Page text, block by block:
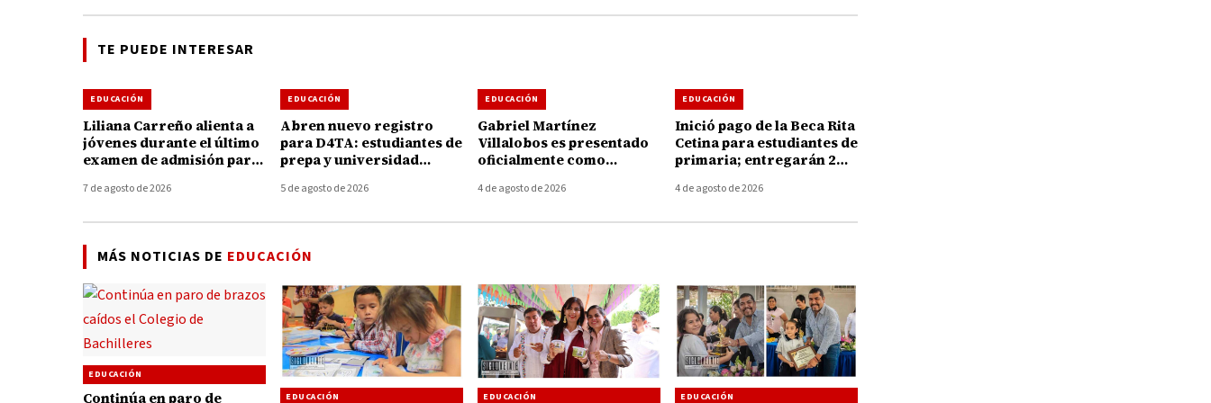
TE PUEDE INTERESAR
EDUCACIÓN
Liliana Carreño alienta a
jóvenes durante el último
examen de admisión para
Tacámbaro
7 de agosto de 2026
EDUCACIÓN
Abren nuevo registro
para D4TA: estudiantes de
prepa y universidad
internet gratuito
5 de agosto de 2026
EDUCACIÓN
Gabriel Martínez
Villalobos es presentado
oficialmente como
Tecnológico de Huetamo
4 de agosto de 2026
EDUCACIÓN
Inició pago de la Beca Rita
Cetina para estudiantes de
primaria; entregarán 2
4 de agosto de 2026
MÁS NOTICIAS DE EDUCACIÓN
EDUCACIÓN
Continúa en paro de EDUCACIÓN EDUCACIÓN EDUCACIÓN